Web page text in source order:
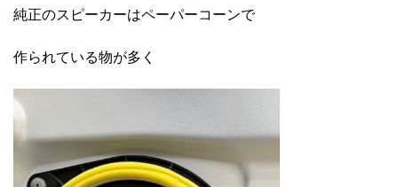
純正のスピーカーはペーパーコーンで
作られている物が多く